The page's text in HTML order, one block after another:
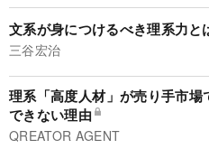
文系が身につけるべき理系力と
三谷宏治
理系「高度人材」が売り手市場
できない理由
QREATOR AGENT